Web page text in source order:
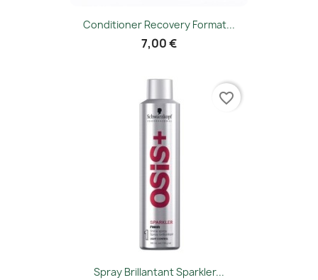
Conditioner Recovery Format...
7,00 €
Spray Brillantant Sparkler...
favorite_border